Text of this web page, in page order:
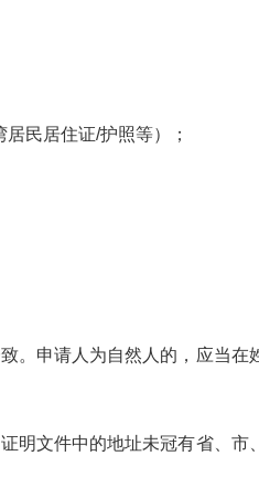
居民居住证/护照等）；
。申请人为自然人的，应当在
明文件中的地址未冠有省、市